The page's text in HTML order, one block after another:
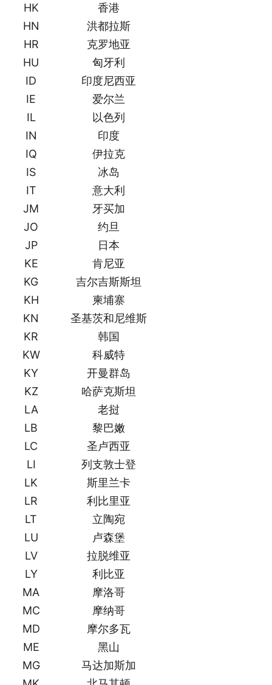
HK
香港
HN
洪都拉斯
HR
克罗地亚
HU
匈牙利
ID
印度尼西亚
IE
爱尔兰
IL
以色列
IN
印度
IQ
伊拉克
IS
冰岛
IT
意大利
JM
牙买加
JO
约旦
JP
日本
KE
肯尼亚
KG
吉尔吉斯斯坦
KH
柬埔寨
KN
圣基茨和尼维斯
KR
韩国
KW
科威特
KY
开曼群岛
KZ
哈萨克斯坦
LA
老挝
LB
黎巴嫩
LC
圣卢西亚
LI
列支敦士登
LK
斯里兰卡
LR
利比里亚
LT
立陶宛
LU
卢森堡
LV
拉脱维亚
LY
利比亚
MA
摩洛哥
MC
摩纳哥
MD
摩尔多瓦
ME
黑山
MG
马达加斯加